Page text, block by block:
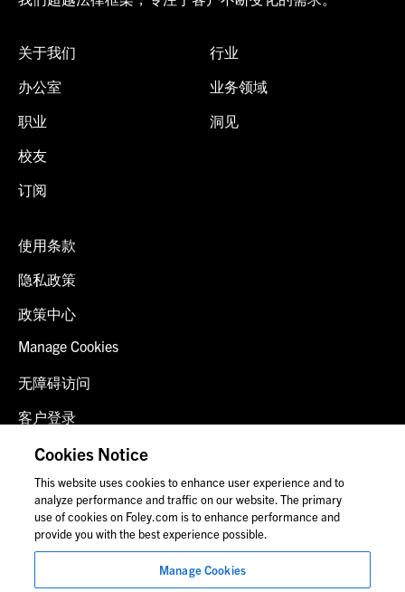
关于我们
办公室
职业
校友
订阅
行业
业务领域
洞见
使用条款
隐私政策
政策中心
Manage Cookies
无障碍访问
客户登录
诈骗预警
联系我们
© 2026 福里尔·拉德纳律师事务所
Cookies Notice
This website uses cookies to enhance user experience and to
analyze performance and traffic on our website. The primary
use of cookies on Foley.com is to enhance performance and
provide you with the best experience possible.
Manage Cookies